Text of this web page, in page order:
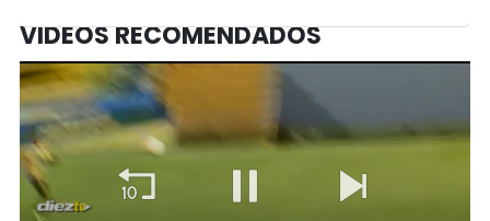
VIDEOS RECOMENDADOS